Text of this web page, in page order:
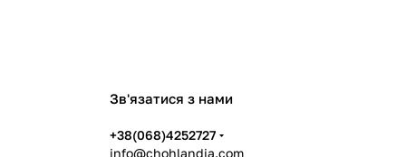
Зв'язатися з нами
+38(068)4252727
info@chohlandia.com